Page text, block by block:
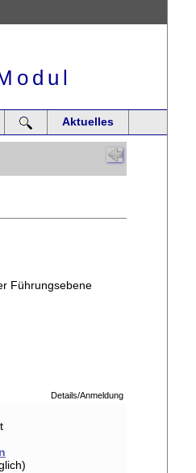
Aktuelles
Führungsebene
Details/Anmeldung